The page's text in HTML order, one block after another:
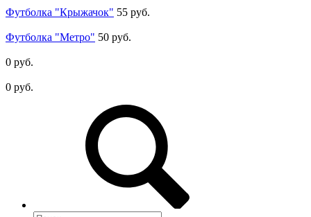
Футболка "Крыжачок" 55 руб.
Футболка "Метро" 50 руб.
0 руб.
0 руб.